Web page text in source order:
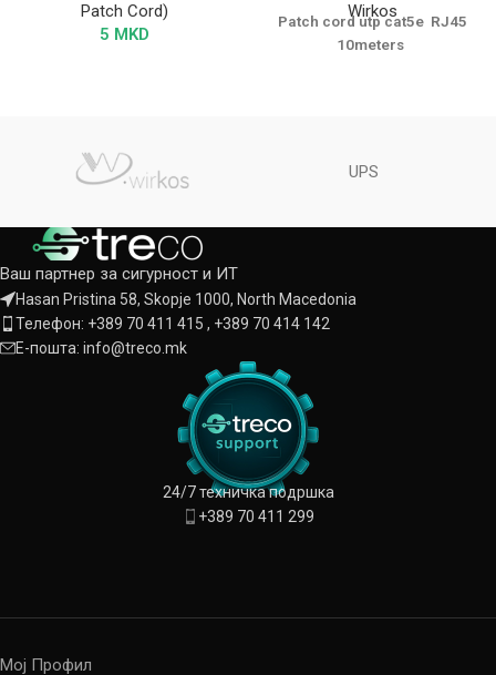
Patch Cord)
5 MKD
Wirkos
Patch cord utp cat5e RJ45
10meters
UPS
Ваш партнер за сигурност и ИТ
Hasan Pristina 58, Skopje 1000, North Macedonia
Телефон: +389 70 411 415 , +389 70 414 142
Е-пошта: info@treco.mk
24/7 техничка подршка
+389 70 411 299
Мој Профил